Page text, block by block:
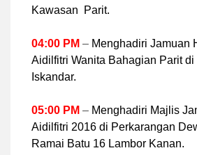
Kawasan Parit.
04:00 PM – Menghadiri Jamuan
Aidilfitri Wanita Bahagian Parit di
Iskandar.
05:00 PM – Menghadiri Majlis
Aidilfitri 2016 di Perkarangan
Ramai Batu 16 Lambor Kanan.